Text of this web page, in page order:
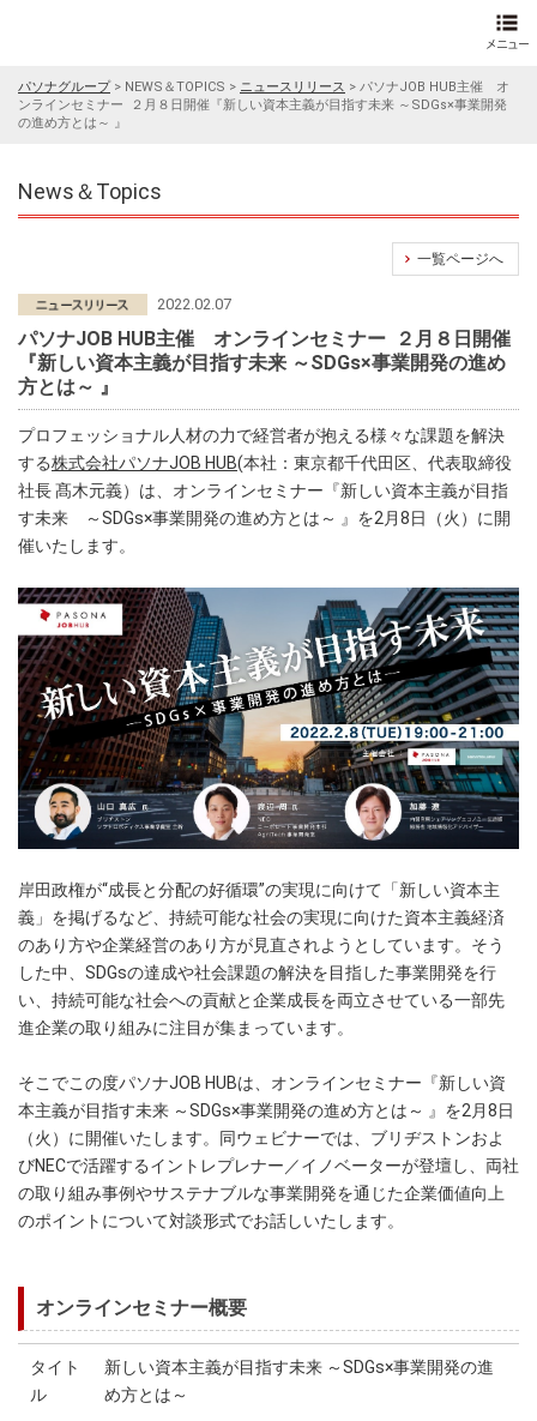
パソナグループ> NEWS＆TOPICS > ニュースリリース > パソナJOB HUB主催 オ
ンラインセミナー ２月８日開催『新しい資本主義が目指す未来 ～SDGs×事業開発
の進め方とは～ 』
News＆Topics
一覧ページへ
2022.02.07
パソナJOB HUB主催 オンラインセミナー ２月８日開催
『新しい資本主義が目指す未来 ～SDGs×事業開発の進め
方とは～ 』
プロフェッショナル人材の力で経営者が抱える様々な課題を解決
する株式会社パソナJOB HUB(本社：東京都千代田区、代表取締役
社長 髙木元義）は、オンラインセミナー『新しい資本主義が目指
す未来 ～SDGs×事業開発の進め方とは～ 』を2月8日（火）に開
催いたします。
岸田政権が“成長と分配の好循環”の実現に向けて「新しい資本主
義」を掲げるなど、持続可能な社会の実現に向けた資本主義経済
のあり方や企業経営のあり方が見直されようとしています。そう
した中、SDGsの達成や社会課題の解決を目指した事業開発を行
い、持続可能な社会への貢献と企業成長を両立させている一部先
進企業の取り組みに注目が集まっています。
そこでこの度パソナJOB HUBは、オンラインセミナー『新しい資
本主義が目指す未来 ～SDGs×事業開発の進め方とは～ 』を2月8日
（火）に開催いたします。同ウェビナーでは、ブリヂストンおよ
びNECで活躍するイントレプレナー／イノベーターが登壇し、両社
の取り組み事例やサステナブルな事業開発を通じた企業価値向上
のポイントについて対談形式でお話しいたします。
オンラインセミナー概要
タイト
ル
新しい資本主義が目指す未来 ～SDGs×事業開発の進
め方とは～